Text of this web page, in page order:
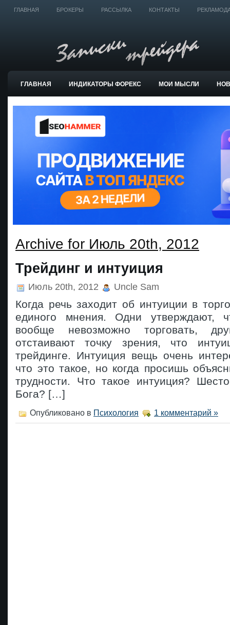
ГЛАВНАЯ БРОКЕРЫ РАССЫЛКА КОНТАКТЫ
ГЛАВНАЯ ИНДИКАТОРЫ ФОРЕКС МОИ МЫСЛИ
ТОРГОВЫЕ СИСТЕМЫ
Archive for Июль 20th, 2012
Трейдинг и интуиция
Июль 20th, 2012 Uncle Sam
Когда речь заходит об интуиции в
единого мнения. Одни утверждают,
вообще невозможно торговать,
отстаивают точку зрения, что
трейдинге. Интуиция вещь очень
что это такое, но когда просишь
трудности. Что такое интуиция?
Бога? […]
Опубликовано в Психология 1 комментарий »